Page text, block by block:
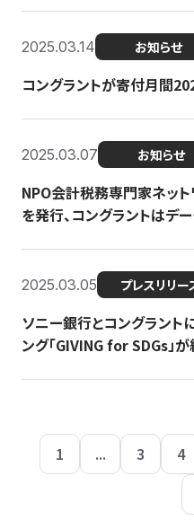
2025.03.14 お知らせ
コングラントが寄付月間
2025.03.07 お知らせ
NPO会計税務専門家ネット
を発行、コングラントはデ
2025.03.05 プレスリリー
ソニー銀行とコングラント
ング「GIVING for SDGs」
1 ... 3 4